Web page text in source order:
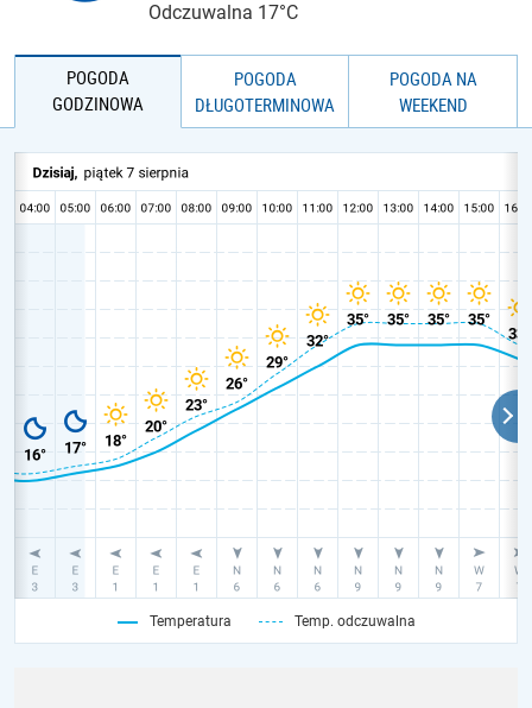
Odczuwalna 17°C
POGODA
GODZINOWA
POGODA
DŁUGOTERMINOWA
POGODA NA
WEEKEND
Temperatura Temp. odczuwalna